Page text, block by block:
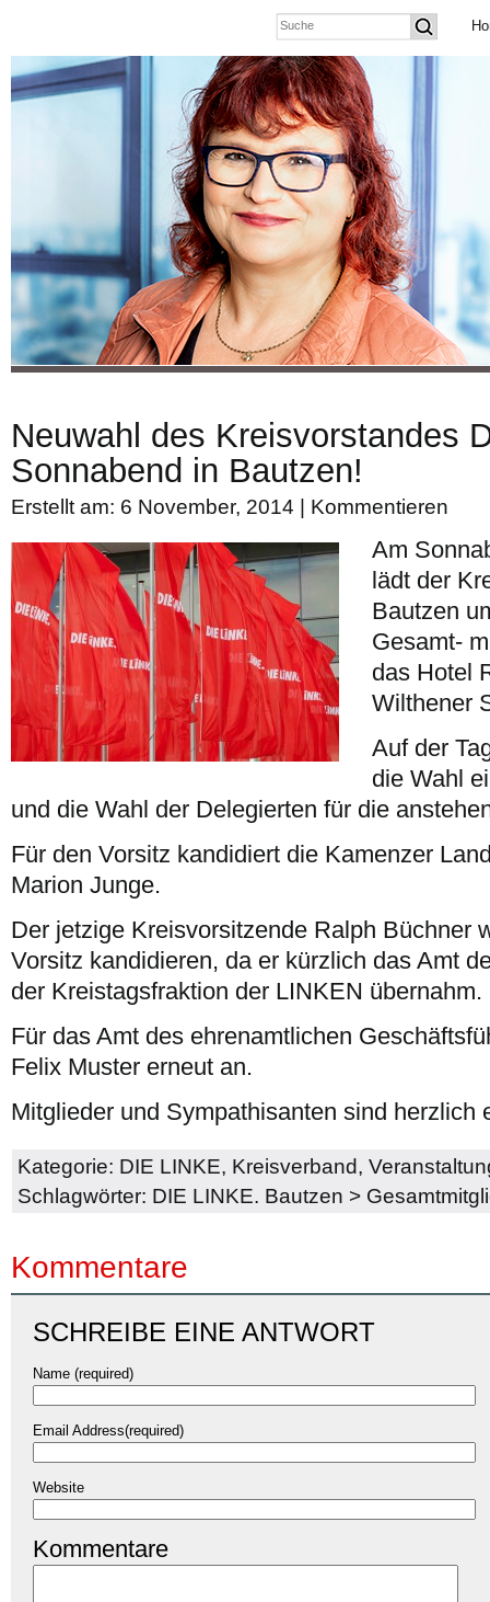
Neuwahl des Kreisvorstandes
Sonnabend in Bautzen!
Erstellt am: 6 November, 2014 | Kommentieren
Am
lädt der
Bautzen
Gesamt-
das Hotel
Wilthener
Auf der
die Wahl
und die Wahl der Delegierten für die
Für den Vorsitz kandidiert die Kamenzer
Marion Junge.
Der jetzige Kreisvorsitzende Ralph Büchner
Vorsitz kandidieren, da er kürzlich das Amt
der Kreistagsfraktion der LINKEN übernahm.
Für das Amt des ehrenamtlichen
Felix Muster erneut an.
Mitglieder und Sympathisanten sind herzlich
Kategorie: DIE LINKE, Kreisverband,
Schlagwörter: DIE LINKE. Bautzen >
Kommentare
SCHREIBE EINE ANTWORT
Name (required)
Email Address(required)
Website
Kommentare